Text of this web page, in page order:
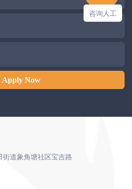
Apply Now
道象角塘社区宝吉路
咨询人工